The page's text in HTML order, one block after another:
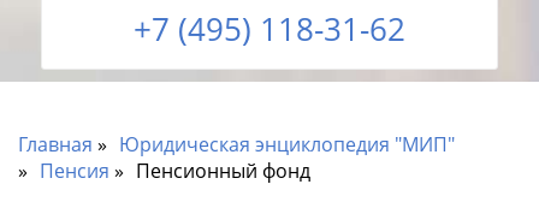
+7 (495) 118-31-62
Главная
Юридическая энциклопедия "МИП"
Пенсия
Пенсионный фонд